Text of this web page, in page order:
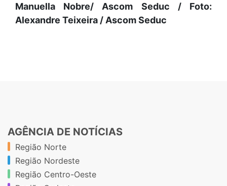
Manuella Nobre/ Ascom Seduc / Foto:
Alexandre Teixeira / Ascom Seduc
AGÊNCIA DE NOTÍCIAS
Região Norte
Região Nordeste
Região Centro-Oeste